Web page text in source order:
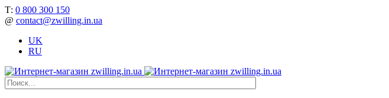
Т: 0 800 300 150
@ contact@zwilling.in.ua
UK
RU